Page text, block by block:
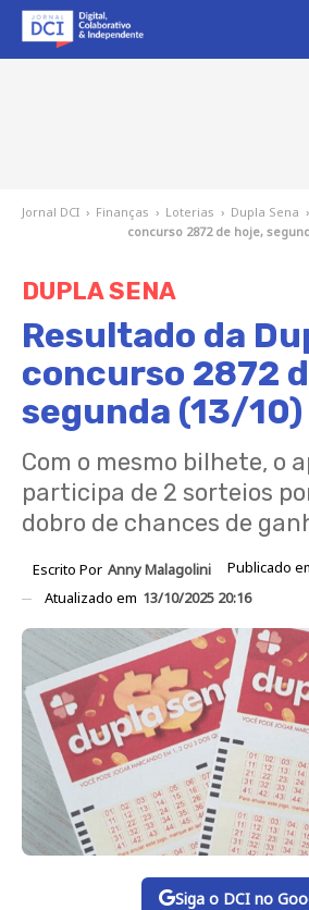
Jornal DCI › Finanças › Loterias › Dupla Sena ›
concurso 2872 de hoje,
DUPLA SENA
Resultado da
concurso 2872
segunda (13/10)
Com o mesmo bilhete, o
participa de 2 sorteios
dobro de chances de
Escrito Por Anny Malagolini Publicado
Atualizado em 13/10/2025 20:16
Siga o DCI no